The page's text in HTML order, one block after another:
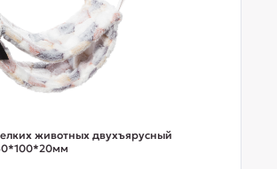
животных двухъярусный